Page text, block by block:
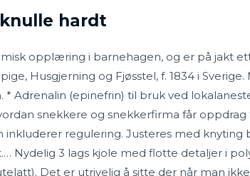
hardt
opplæring i barnehagen, og er på jakt
Husgjerning og Fjøsstel, f. 1834 i
Adrenalin (epinefrin) til bruk ved
snekkere og snekkerfirma får oppdrag
regulering. Justeres med knyting
Nydelig 3 lags kjole med flotte detaljer i
Det er utrivelig å sitte der når man